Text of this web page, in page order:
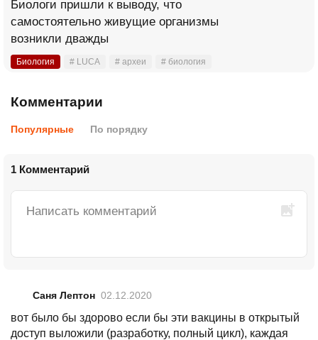
Биологи пришли к выводу, что
самостоятельно живущие организмы
возникли дважды
Биология # LUCA # археи # биология
Комментарии
Популярные По порядку
1 Комментарий
Саня Лептон 02.12.2020
вот было бы здорово если бы эти вакцины в открытый
доступ выложили (разработку, полный цикл), каждая